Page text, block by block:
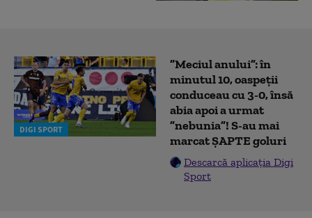
DIGI SPORT
”Meciul anului”: în
minutul 10, oaspeții
conduceau cu 3-0, însă
abia apoi a urmat
”nebunia”! S-au mai
marcat ȘAPTE goluri
Descarcă aplicația Digi
Sport